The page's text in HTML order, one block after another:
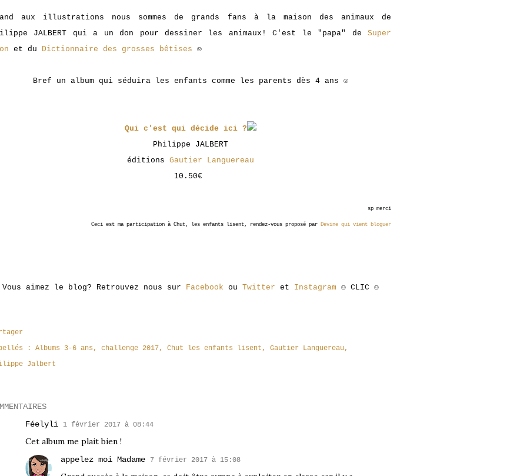
aux illustrations nous sommes de grands fans à la maison des animaux de
JALBERT qui a un don pour dessiner les animaux! C'est le "papa" de Super
et du Dictionnaire des grosses bêtises ☺
Bref un album qui séduira les enfants comme les parents dès 4 ans ☺
Qui c'est qui décide ici ?
Philippe JALBERT
éditions Gautier Languereau
10.50€
sp merci
Ceci est ma participation à Chut, les enfants lisent, rendez-vous proposé par Devine qui vient bloguer
Vous aimez le blog? Retrouvez nous sur Facebook ou Twitter et Instagram ☺ CLIC ☺
:
Albums 3-6 ans challenge 2017 Chut les enfants lisent
Gautier Languereau
Jalbert
Féelyli
1 février 2017 à 08:44
Cet album me plait bien !
appelez moi Madame 7 février 2017 à 15:08